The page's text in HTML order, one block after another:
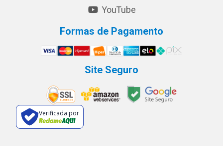
YouTube
Formas de Pagamento
Site Seguro
Verificada por